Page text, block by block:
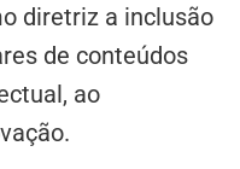
diretriz a inclusão
de conteúdos
ao